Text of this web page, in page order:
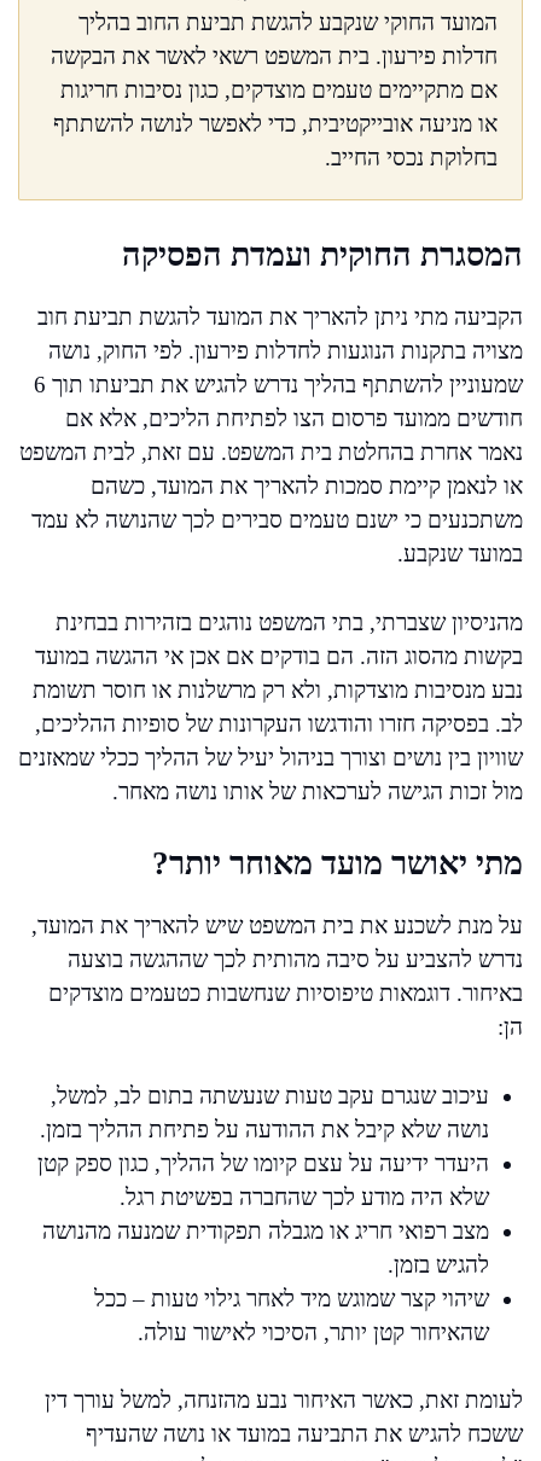
המועד החוקי שנקבע להגשת תביעת החוב בהליך
חדלות פירעון. בית המשפט רשאי לאשר את הבקשה
אם מתקיימים טעמים מוצדקים, כגון נסיבות חריגות
או מניעה אובייקטיבית, כדי לאפשר לנושה להשתתף
בחלוקת נכסי החייב.
המסגרת החוקית ועמדת הפסיקה
הקביעה מתי ניתן להאריך את המועד להגשת תביעת חוב
מצויה בתקנות הנוגעות לחדלות פירעון. לפי החוק, נושה
שמעוניין להשתתף בהליך נדרש להגיש את תביעתו תוך 6
חודשים ממועד פרסום הצו לפתיחת הליכים, אלא אם
נאמר אחרת בהחלטת בית המשפט. עם זאת, לבית המשפט
או לנאמן קיימת סמכות להאריך את המועד, כשהם
משתכנעים כי ישנם טעמים סבירים לכך שהנושה לא עמד
במועד שנקבע.
מהניסיון שצברתי, בתי המשפט נוהגים בזהירות בבחינת
בקשות מהסוג הזה. הם בודקים אם אכן אי ההגשה במועד
נבע מנסיבות מוצדקות, ולא רק מרשלנות או חוסר תשומת
לב. בפסיקה חזרו והודגשו העקרונות של סופיות ההליכים,
שוויון בין נושים וצורך בניהול יעיל של ההליך ככלי שמאזנים
מול זכות הגישה לערכאות של אותו נושה מאחר.
מתי יאושר מועד מאוחר יותר?
על מנת לשכנע את בית המשפט שיש להאריך את המועד,
נדרש להצביע על סיבה מהותית לכך שההגשה בוצעה
באיחור. דוגמאות טיפוסיות שנחשבות כטעמים מוצדקים
הן:
עיכוב שנגרם עקב טעות שנעשתה בתום לב, למשל,
נושה שלא קיבל את ההודעה על פתיחת ההליך בזמן.
היעדר ידיעה על עצם קיומו של ההליך, כגון ספק קטן
שלא היה מודע לכך שהחברה בפשיטת רגל.
מצב רפואי חריג או מגבלה תפקודית שמנעה מהנושה
להגיש בזמן.
שיהוי קצר שמוגש מיד לאחר גילוי טעות – ככל
שהאיחור קטן יותר, הסיכוי לאישור עולה.
לעומת זאת, כאשר האיחור נבע מהזנחה, למשל עורך דין
ששכח להגיש את התביעה במועד או נושה שהעדיף